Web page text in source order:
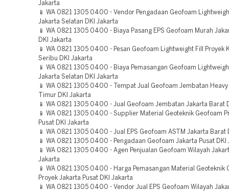
Jakarta
📱 WA 0821 1305 0400 - Vendor Pengadaan Geofoam
Jakarta Selatan DKI Jakarta
📱 WA 0821 1305 0400 - Biaya Pasang EPS Geofoam Murah
DKI Jakarta
📱 WA 0821 1305 0400 - Pesan Geofoam Lightweight Fill Proyek
Seribu DKI Jakarta
📱 WA 0821 1305 0400 - Biaya Pemasangan Geofoam
Jakarta Selatan DKI Jakarta
📱 WA 0821 1305 0400 - Tempat Jual Geofoam Jembatan
Timur DKI Jakarta
📱 WA 0821 1305 0400 - Jual Geofoam Jembatan Jakarta Barat
📱 WA 0821 1305 0400 - Supplier Material Geoteknik Geofoam
Pusat DKI Jakarta
📱 WA 0821 1305 0400 - Jual EPS Geofoam ASTM Jakarta Barat
📱 WA 0821 1305 0400 - Pengadaan Geofoam Jakarta Pusat DKI
📱 WA 0821 1305 0400 - Agen Penjualan Geofoam Wilayah
Jakarta
📱 WA 0821 1305 0400 - Harga Pemasangan Material Geoteknik
Proyek Jakarta Pusat DKI Jakarta
📱 WA 0821 1305 0400 - Vendor Jual EPS Geofoam Wilayah